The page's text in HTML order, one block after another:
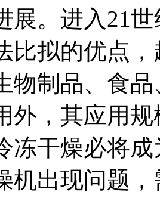
展。进入21
比拟的优点
物制品、食
外，其应用
冻干燥必将
机出现问题